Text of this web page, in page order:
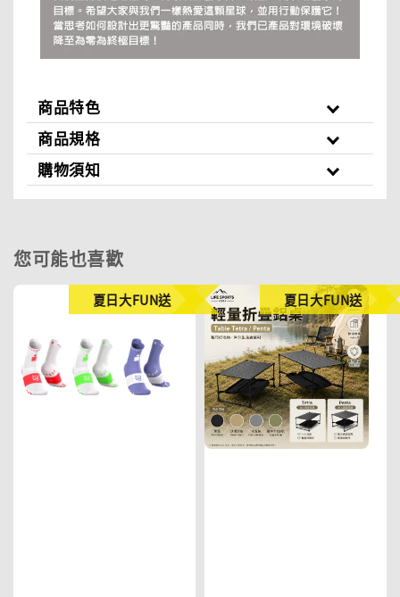
商品特色
商品規格
購物須知
您可能也喜歡
夏日大FUN送 夏日大FUN送